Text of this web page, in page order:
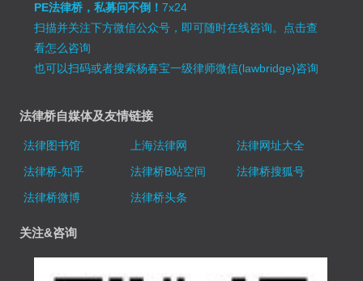
PE法律桥，私募问不倒！7x24
扫描并关注下方微信公众号，即可随时在线咨询。 点击查
看怎么咨询
也可以扫码或者搜索杨春宝一级律师微信(lawbridge)咨询
法律桥自媒体及友情链接
法律图书馆 上海法律网
法律网址大全
法律桥-知乎
法律桥B站空间
法律桥搜狐号
法律桥微博
法律桥头条
关注&咨询